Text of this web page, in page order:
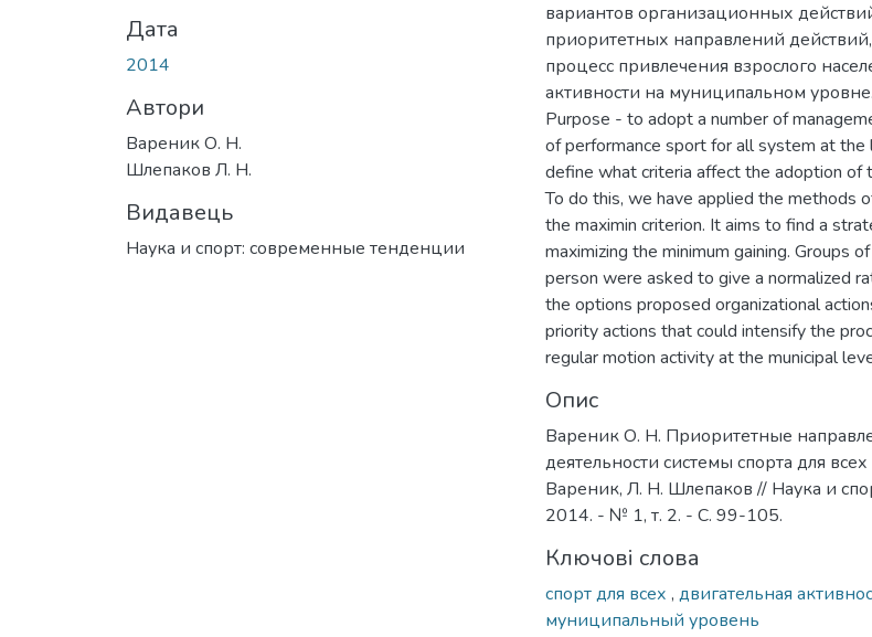
Дата
2014
Автори
Вареник О. Н.
Шлепаков Л. Н.
Видавець
Наука и спорт: современные тенденции
вариантов организационных
приоритетных направлений
процесс привлечения взрослого
активности на муниципальном уровне.
Purpose - to adopt a number of
of performance sport for all system at the
define what criteria affect the adoption of
To do this, we have applied the methods
the maximin criterion. It aims to find a
maximizing the minimum gaining. Groups
person were asked to give a normalized
the options proposed organizational
priority actions that could intensify the
regular motion activity at the municipal
Опис
Вареник О. Н. Приоритетные
деятельности системы спорта для
Вареник, Л. Н. Шлепаков // Наука и
2014. - № 1, т. 2. - С. 99-105.
Ключові слова
спорт для всех , двигательная
муниципальный уровень